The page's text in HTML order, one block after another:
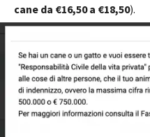
cane da €16,50 a €18,50).